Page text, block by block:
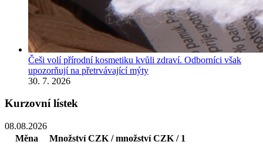
Češi volí přírodní kosmetiku kvůli zdraví. Odborníci však
upozorňují na přetrvávající mýty
30. 7. 2026
Kurzovní lístek
08.08.2026
Měna
Množství CZK / množství CZK / 1